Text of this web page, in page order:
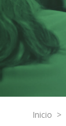
Inicio >